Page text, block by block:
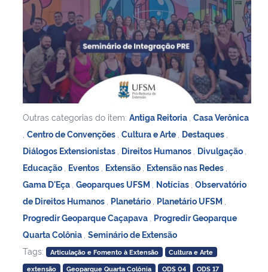
Outras categorias do item: Antiga Reitoria Casa Verônica
Centro de Convenções Cultura e Arte Destaques
Diálogos Extensionistas Direitos Humanos Divulgação
Educação Eventos Extensão Extensão nas Redes
Gama D'Eça Geoparques UFSM Notícias Observatório
de Direitos Humanos Planetário Planetário UFSM
Progredir Geoparque Caçapava Progredir Geoparque
Quarta Colônia Seminário de Extensão
Tags:
Articulação e Fomento à Extensão
Cultura e Arte
extensão
Geoparque Quarta Colônia ODS 04 ODS 17